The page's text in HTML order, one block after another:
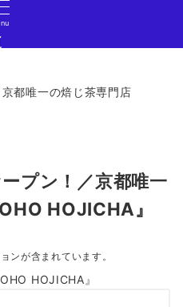
情報サイト
都唯一の焙じ茶専門店
プン！／京都唯一
HOJICHA』
ンが含まれています。